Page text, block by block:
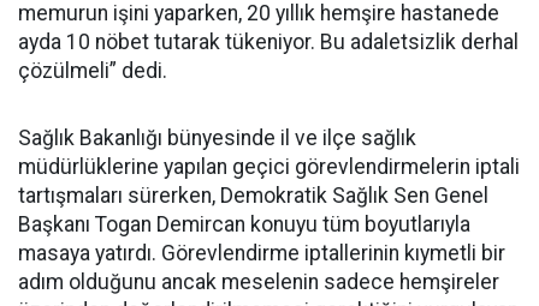
memurun işini yaparken, 20 yıllık hemşire hastanede
ayda 10 nöbet tutarak tükeniyor. Bu adaletsizlik derhal
çözülmeli” dedi.
Sağlık Bakanlığı bünyesinde il ve ilçe sağlık
müdürlüklerine yapılan geçici görevlendirmelerin iptali
tartışmaları sürerken, Demokratik Sağlık Sen Genel
Başkanı Togan Demircan konuyu tüm boyutlarıyla
masaya yatırdı. Görevlendirme iptallerinin kıymetli bir
adım olduğunu ancak meselenin sadece hemşireler